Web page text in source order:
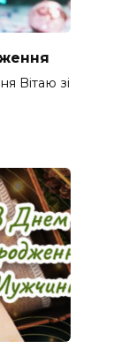
Вітаю зі